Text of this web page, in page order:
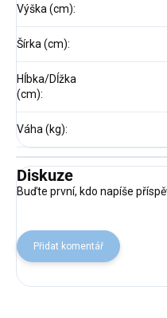
Výška (cm):
Šírka (cm):
Hĺbka/Dĺžka
(cm):
Váha (kg):
Diskuze
Buďte první, kdo napíše
Přidat komentář